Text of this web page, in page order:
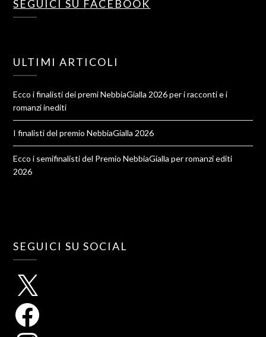
SEGUICI SU FACEBOOK
ULTIMI ARTICOLI
Ecco i finalisti dei premi NebbiaGialla 2026 per i racconti e i
romanzi inediti
I finalisti del premio NebbiaGialla 2026
Ecco i semifinalisti del Premio NebbiaGialla per romanzi editi
2026
SEGUICI SU SOCIAL